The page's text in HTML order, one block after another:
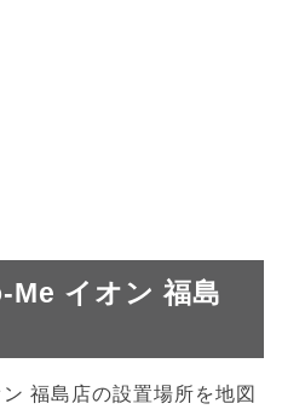
Me イオン 福島
福島店の設置場所を地図